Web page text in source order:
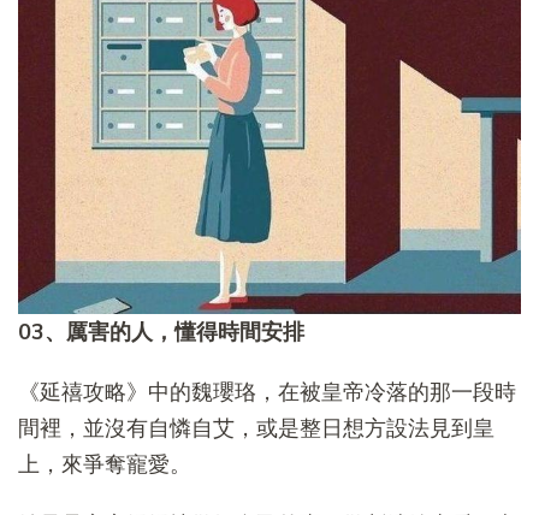
03、厲害的人，懂得時間安排
《延禧攻略》中的魏瓔珞，在被皇帝冷落的那一段時
間裡，並沒有自憐自艾，或是整日想方設法見到皇
上，來爭奪寵愛。